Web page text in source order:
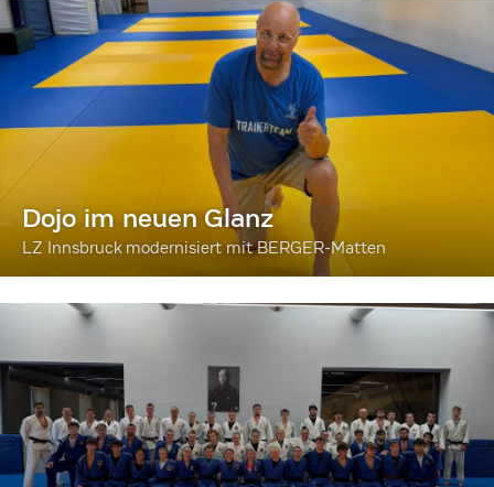
Dojo im neuen Glanz
LZ Innsbruck modernisiert mit BERGER-Matten